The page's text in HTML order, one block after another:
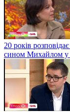
20 років
сином Михайлом у